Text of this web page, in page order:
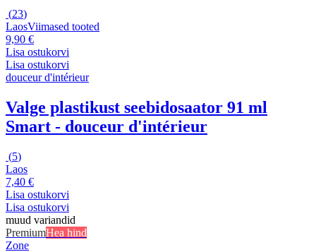
(23)
LaosViimased tooted
9,90 €
Lisa ostukorvi
Lisa ostukorvi
douceur d'intérieur
Valge plastikust seebidosaator 91 ml
Smart - douceur d'intérieur
(5)
Laos
7,40 €
Lisa ostukorvi
Lisa ostukorvi
muud variandid
PremiumHea hind
Zone